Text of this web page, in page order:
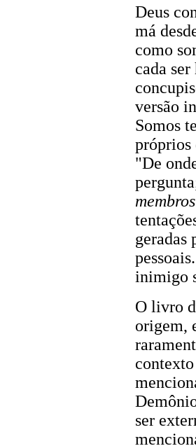
Deus
má
como
cada
versão
Somos
próprios
"De
membros
geradas
inimigo
O livro
origem,
ser